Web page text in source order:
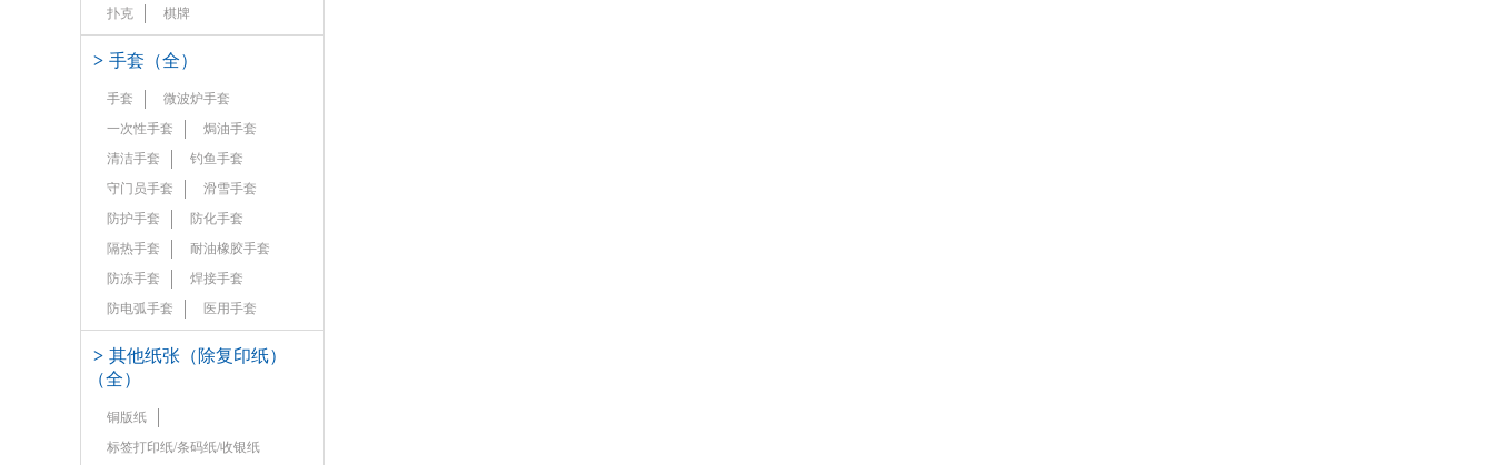
扑克
棋牌
> 手套（全）
手套
微波炉手套
一次性手套
焗油手套
清洁手套
钓鱼手套
守门员手套
滑雪手套
防护手套
防化手套
隔热手套
耐油橡胶手套
防冻手套
焊接手套
防电弧手套
医用手套
> 其他纸张（除复印纸）
（全）
铜版纸
标签打印纸/条码纸/收银纸